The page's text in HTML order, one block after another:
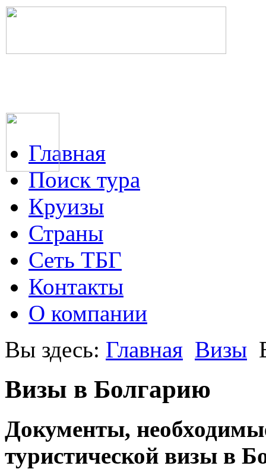
Главная
Поиск тура
Круизы
Страны
Сеть ТБГ
Контакты
О компании
Вы здесь: Главная Визы
Визы в Болгарию
Документы,
туристической визы в